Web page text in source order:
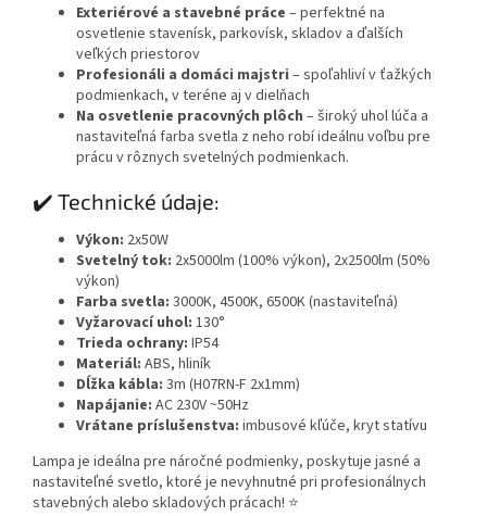
Exteriérové a stavebné práce – perfektné na
osvetlenie stavenísk, parkovísk, skladov a ďalších
veľkých priestorov
Profesionáli a domáci majstri – spoľahliví v ťažkých
podmienkach, v teréne aj v dielňach
Na osvetlenie pracovných plôch – široký uhol lúča a
nastaviteľná farba svetla z neho robí ideálnu voľbu pre
prácu v rôznych svetelných podmienkach.
✔️ Technické údaje:
Výkon: 2x50W
Svetelný tok: 2x5000lm (100% výkon), 2x2500lm (50%
výkon)
Farba svetla: 3000K, 4500K, 6500K (nastaviteľná)
Vyžarovací uhol: 130°
Trieda ochrany: IP54
Materiál: ABS, hliník
Dĺžka kábla: 3m (H07RN-F 2x1mm)
Napájanie: AC 230V ~50Hz
Vrátane príslušenstva: imbusové kľúče, kryt statívu
Lampa je ideálna pre náročné podmienky, poskytuje jasné a
nastaviteľné svetlo, ktoré je nevyhnutné pri profesionálnych
stavebných alebo skladových prácach! ⭐